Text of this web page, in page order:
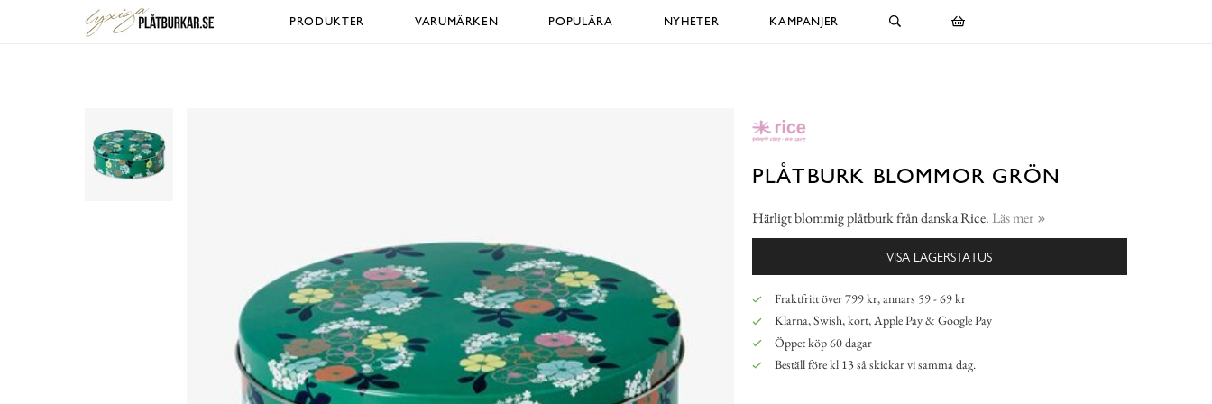
PRODUKTER VARUMÄRKEN POPULÄRA NYHETER KAMPANJER
PLÅTBURK BLOMMOR GRÖN
Härligt blommig plåtburk från danska Rice. Läs mer
VISA LAGERSTATUS
Fraktfritt över 799 kr, annars 59 - 69 kr
Klarna, Swish, kort, Apple Pay & Google Pay
Öppet köp 60 dagar
Beställ före kl 13 så skickar vi samma dag.